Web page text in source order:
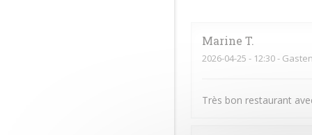
Marine T
2026-04-25 - 12:30 -
Très bon restaurant